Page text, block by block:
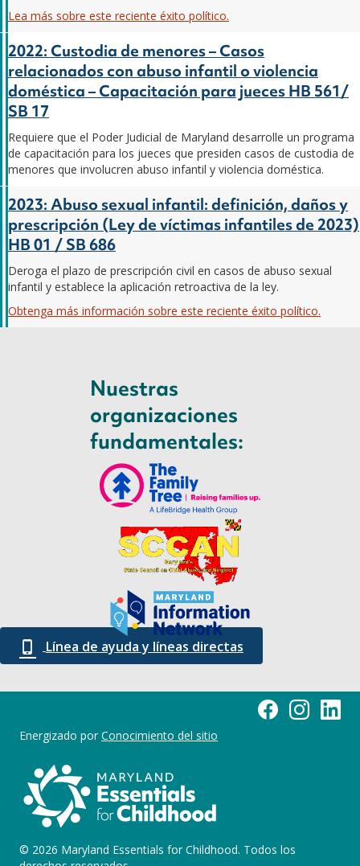
Lea más sobre este reciente éxito político.
2022: Custodia de menores – Casos
relacionados con abuso infantil o violencia
doméstica – Capacitación para jueces HB 561/
SB 17
Requiere que el Poder Judicial de Maryland desarrolle un programa
de capacitación para los jueces que presiden casos de custodia de
menores que involucren abuso infantil y violencia doméstica.
2023: Abuso sexual infantil: definición, daños y
prescripción (Ley de víctimas infantiles de 2023)
HB 01 / SB 686
Deroga el plazo de prescripción civil en casos de abuso sexual
infantil y establece la aplicación retroactiva de la ley.
Obtenga más información sobre este reciente éxito político.
Nuestras
organizaciones
fundamentales:
Línea de ayuda y líneas directas
© 2026 Maryland Essentials for Childhood. Todos los
Página deMaryland
Energizado porConocimiento del sitio